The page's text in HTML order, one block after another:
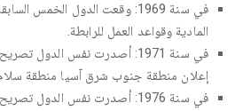
في سنة 1969: وقعت الدول الخمس
المادية وقواعد العمل للرابطة.
في سنة 1971: أصدرت نفس الدول
إعلان منطقة جنوب شرق آسيا منطقة
في سنة 1976: أصدرت نفس الدول